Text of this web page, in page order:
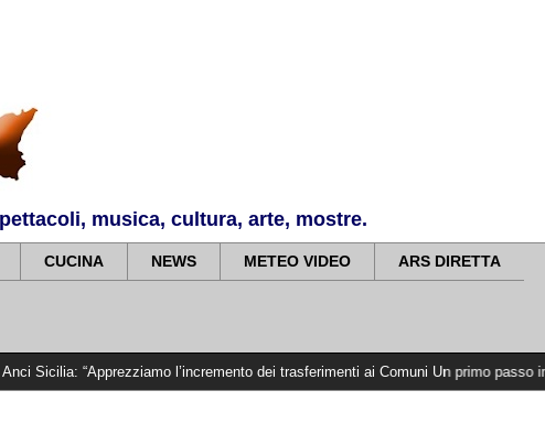
musica, cultura, arte, mostre.
CUCINA NEWS METEO VIDEO ARS DIRETTA
l’incremento dei trasferimenti ai Comuni Un primo passo importante